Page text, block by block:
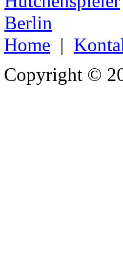
Home |
Copyright ©